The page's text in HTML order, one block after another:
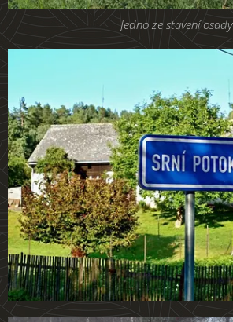
Jedno ze stavení osady